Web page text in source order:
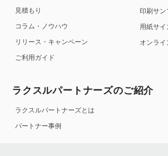
見積もり
コラム・ノウハウ
リリース・キャンペーン
ご利用ガイド
印刷サン
用紙サイ
オンライ
ラクスルパートナーズのご紹介
ラクスルパートナーズとは
パートナー事例